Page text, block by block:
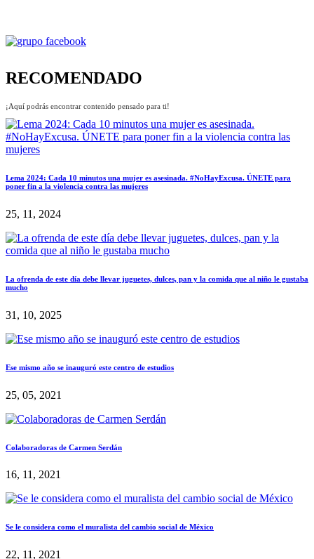
RECOMENDADO
¡Aquí podrás encontrar contenido pensado para ti!
Lema 2024: Cada 10 minutos una mujer es asesinada. #NoHayExcusa. ÚNETE para
poner fin a la violencia contra las mujeres
25, 11, 2024
La ofrenda de este día debe llevar juguetes, dulces, pan y la comida que al niño le gustaba
mucho
31, 10, 2025
Ese mismo año se inauguró este centro de estudios
25, 05, 2021
Colaboradoras de Carmen Serdán
16, 11, 2021
Se le considera como el muralista del cambio social de México
22, 11, 2021